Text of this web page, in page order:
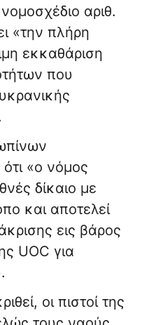
αριθ.
«την πλήρη
εκκαθάριση
που
«ο νόμος
δίκαιο με
και αποτελεί
εις βάρος
UOC για
οι πιστοί της